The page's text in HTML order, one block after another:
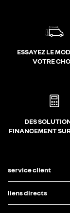
ESSAYEZ LE
VOTRE
DES
FINANCEMENT
service client
liens directs